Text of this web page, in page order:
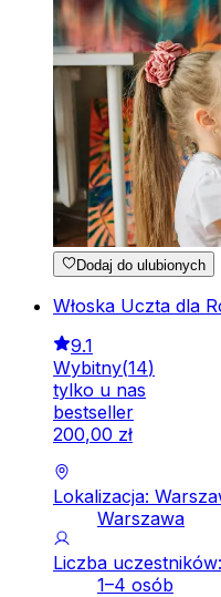
Dodaj do ulubionych
Włoska Uczta dla
9.1
Wybitny(14)
tylko u nas
bestseller
200,00 zł
Lokalizacja:
Warszawa
Liczba
1–4 osób